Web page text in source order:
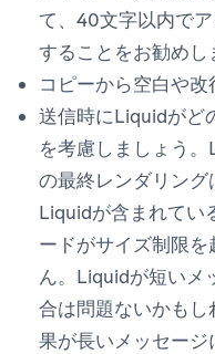
て、40文字以内で
することをお勧めし
コピーから空白や改
送信時にLiquidがど
を考慮しましょう
の最終レンダリング
Liquidが含まれてい
ードがサイズ制限
ん。Liquidが短いメ
合は問題ないかも
果が長いメッセー